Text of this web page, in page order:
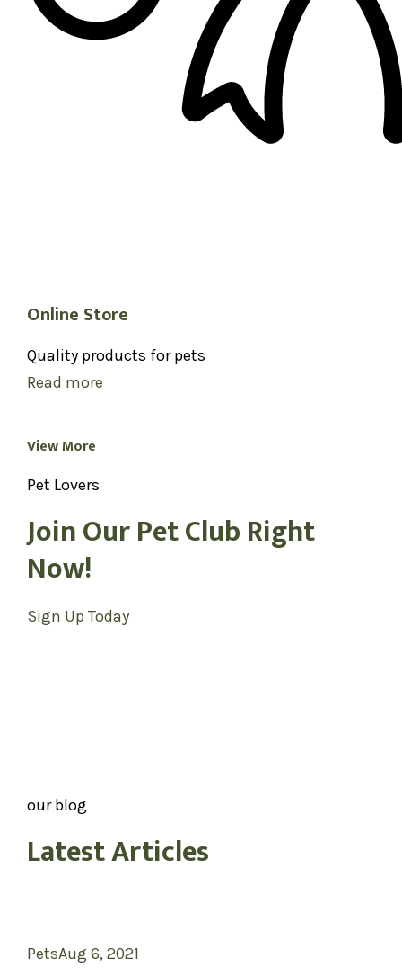
Online Store
Quality products for pets
Read more
View More
Pet Lovers
Join Our Pet Club Right
Now!
Sign Up Today
our blog
Latest Articles
PetsAug 6, 2021